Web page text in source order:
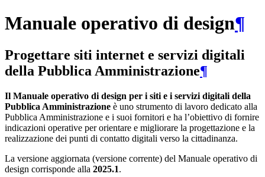
Manuale operativo di design¶
Progettare siti internet e servizi digitali
della Pubblica Amministrazione¶
Il Manuale operativo di design per i siti e i servizi digitali della
Pubblica Amministrazione è uno strumento di lavoro dedicato alla
Pubblica Amministrazione e i suoi fornitori e ha l’obiettivo di fornire
indicazioni operative per orientare e migliorare la progettazione e la
realizzazione dei punti di contatto digitali verso la cittadinanza.
La versione aggiornata (versione corrente) del Manuale operativo di
design corrisponde alla 2025.1.